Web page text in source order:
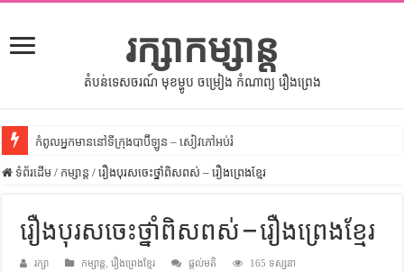
រក្សាកម្សាន្ត
តំបន់ទេសចរណ៍ មុខម្ហូប ចម្រៀង កំណាព្យ រឿងព្រេង
កំពូលអ្នកមាននៅទីក្រុងបាប៊ីឡូន – សៀវភៅអប់រំ
សីលធម៌នៅក្នុងសង្គមខ្មែរ – សៀវភៅចំណេះដឹងទូទៅ
ទំលៀមទម្លាប់ប្រពៃណីជនជាតិចិន – សៀវភៅចំណេះដឹងទូទៅ
ដើមកំណើតអង្គរ – សៀវភៅចំណេះដឹងទូទៅ
ទំព័រដើម / កម្សាន្ត / រឿងបុរសចេះថ្នាំពិសពស់ – រឿងព្រេងខ្មែរ
រឿងបុរសចេះថ្នាំពិសពស់ – រឿងព្រេងខ្មែរ
រក្សា កម្សាន្ត ,រឿងព្រេងខ្មែរ ផ្តល់មតិ 165 ទស្សនា